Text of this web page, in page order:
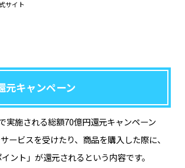
サイト
元キャンペーン
実施される総額70億円還元キャンペーン
ービスを受けたり、商品を購入した際に、
ント」が還元されるという内容です。